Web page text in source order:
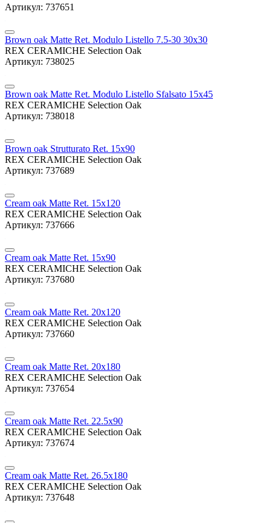
Артикул: 737651
Brown oak Matte Ret. Modulo Listello 7.5-30 30x30
REX CERAMICHE Selection Oak
Артикул: 738025
Brown oak Matte Ret. Modulo Listello Sfalsato 15x45
REX CERAMICHE Selection Oak
Артикул: 738018
Brown oak Strutturato Ret. 15x90
REX CERAMICHE Selection Oak
Артикул: 737689
Cream oak Matte Ret. 15x120
REX CERAMICHE Selection Oak
Артикул: 737666
Cream oak Matte Ret. 15x90
REX CERAMICHE Selection Oak
Артикул: 737680
Cream oak Matte Ret. 20x120
REX CERAMICHE Selection Oak
Артикул: 737660
Cream oak Matte Ret. 20x180
REX CERAMICHE Selection Oak
Артикул: 737654
Cream oak Matte Ret. 22.5x90
REX CERAMICHE Selection Oak
Артикул: 737674
Cream oak Matte Ret. 26.5x180
REX CERAMICHE Selection Oak
Артикул: 737648